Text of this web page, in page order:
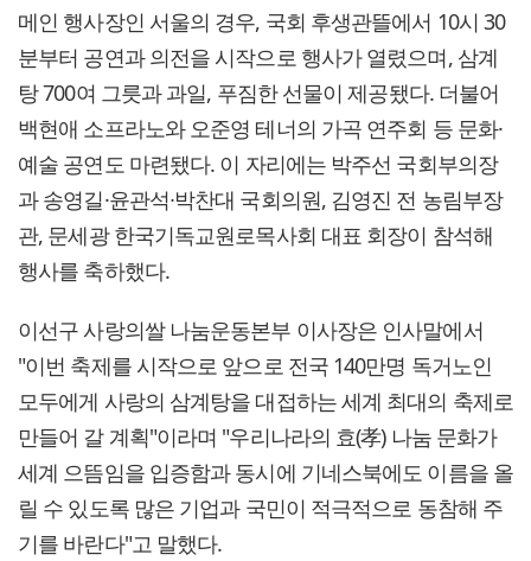
메인 행사장인 서울의 경우, 국회 후생관뜰에서 10시 30
분부터 공연과 의전을 시작으로 행사가 열렸으며, 삼계
탕 700여 그릇과 과일, 푸짐한 선물이 제공됐다. 더불어
백현애 소프라노와 오준영 테너의 가곡 연주회 등 문화·
예술 공연도 마련됐다. 이 자리에는 박주선 국회부의장
과 송영길·윤관석∙박찬대 국회의원, 김영진 전 농림부장
관, 문세광 한국기독교원로목사회 대표 회장이 참석해
행사를 축하했다.
이선구 사랑의쌀 나눔운동본부 이사장은 인사말에서
"이번 축제를 시작으로 앞으로 전국 140만명 독거노인
모두에게 사랑의 삼계탕을 대접하는 세계 최대의 축제로
만들어 갈 계획"이라며 "우리나라의 효(孝) 나눔 문화가
세계 으뜸임을 입증함과 동시에 기네스북에도 이름을 올
릴 수 있도록 많은 기업과 국민이 적극적으로 동참해 주
기를 바란다"고 말했다.